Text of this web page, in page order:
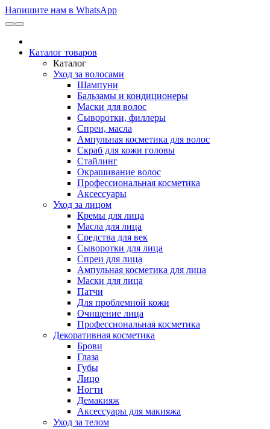
Напишите нам в WhatsApp
Каталог товаров
Каталог
Уход за волосами
Шампуни
Бальзамы и кондиционеры
Маски для волос
Сыворотки, филлеры
Спреи, масла
Ампульная косметика для волос
Скраб для кожи головы
Стайлинг
Окрашивание волос
Профессиональная косметика
Аксессуары
Уход за лицом
Кремы для лица
Масла для лица
Средства для век
Сыворотки для лица
Спреи для лица
Ампульная косметика для лица
Маски для лица
Патчи
Для проблемной кожи
Очищение лица
Профессиональная косметика
Декоративная косметика
Брови
Глаза
Губы
Лицо
Ногти
Демакияж
Аксессуары для макияжа
Уход за телом